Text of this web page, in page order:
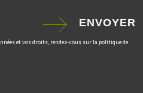
ENVOYER
et vos droits, rendez-vous sur la politique de